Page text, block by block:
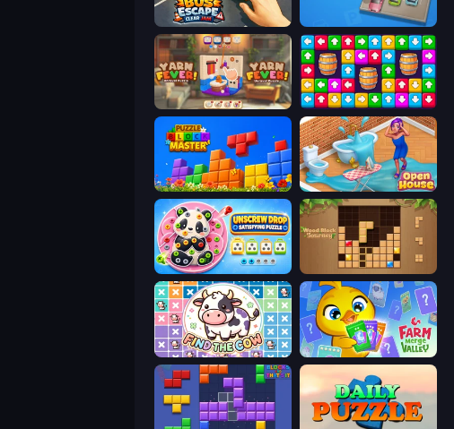
Bus Escape: Clear Jam
Yarn Fever! Unravel Puzzle Tap Away Story
Puzzle Block Master Open House
Unscrew Drop: Satisfying Puzzle Wood Block Journey
Find The Cow Farm Merge Valley